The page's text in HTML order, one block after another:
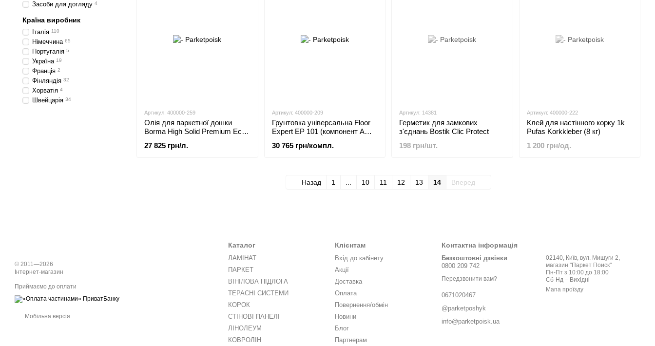
Артикул: 400000-259
Олія для паркетної дошки
Borma High Solid Premium Eco
27 825 грн/л.
Артикул: 400000-209
Грунтовка універсальна Floor
Expert EP 101 (компонент A
30 765 грн/компл.
Артикул: 14381
Герметик для замкових
з'єднань Bostik Clic Protect
198 грн/шт.
Артикул: 400000-222
Клей для настінного корку 1k
Pufas Korkkleber (8 кг)
1 200 грн/од.
Назад 1 10 11 12 13 14 Вперед
Засоби для догляду 4
Країна виробник
Італія 110
Німеччина 65
Португалія 5
Україна 19
Франція 2
Фінляндія 32
Хорватія 4
Швейцарія 34
© 2011—2026
Інтернет-магазин
Приймаємо до оплати
Мобільна версія
Каталог
ЛАМІНАТ
ПАРКЕТ
ВІНІЛОВА ПІДЛОГА
ТЕРАСНІ СИСТЕМИ
КОРОК
СТІНОВІ ПАНЕЛІ
ЛІНОЛЕУМ
КОВРОЛІН
Клієнтам
Вхід до кабінету
Акції
Доставка
Оплата
Повернення/обмін
Новини
Блог
Партнерам
Контактна інформація
Безкоштовні дзвінки
0800 209 742
Передзвонити вам?
0671020467
@parketposhyk
info@parketpoisk.ua
02140, Київ, вул. Мишуги 2,
магазин "Паркет Поиск"
Пн-Пт з 10:00 до 18:00
Сб-Нд – Вихідні
Мапа проїзду